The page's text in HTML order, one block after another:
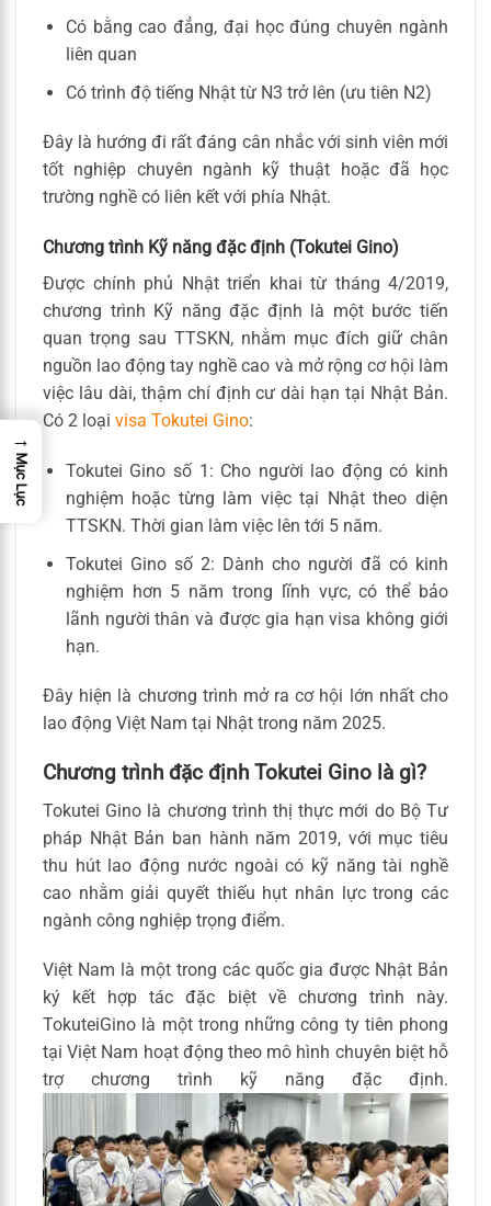
Có bằng cao đẳng, đại học đúng chuyên ngành
liên quan
Có trình độ tiếng Nhật từ N3 trở lên (ưu tiên N2)
Đây là hướng đi rất đáng cân nhắc với sinh viên mới
tốt nghiệp chuyên ngành kỹ thuật hoặc đã học
trường nghề có liên kết với phía Nhật.
Chương trình Kỹ năng đặc định (Tokutei Gino)
Được chính phủ Nhật triển khai từ tháng 4/2019,
chương trình Kỹ năng đặc định là một bước tiến
quan trọng sau TTSKN, nhằm mục đích giữ chân
nguồn lao động tay nghề cao và mở rộng cơ hội làm
việc lâu dài, thậm chí định cư dài hạn tại Nhật Bản.
Có 2 loại visa Tokutei Gino:
Tokutei Gino số 1: Cho người lao động có kinh
nghiệm hoặc từng làm việc tại Nhật theo diện
TTSKN. Thời gian làm việc lên tới 5 năm.
Tokutei Gino số 2: Dành cho người đã có kinh
nghiệm hơn 5 năm trong lĩnh vực, có thể bảo
lãnh người thân và được gia hạn visa không giới
hạn.
Đây hiện là chương trình mở ra cơ hội lớn nhất cho
lao động Việt Nam tại Nhật trong năm 2025.
Chương trình đặc định Tokutei Gino là gì?
Tokutei Gino là chương trình thị thực mới do Bộ Tư
pháp Nhật Bản ban hành năm 2019, với mục tiêu
thu hút lao động nước ngoài có kỹ năng tài nghề
cao nhằm giải quyết thiếu hụt nhân lực trong các
ngành công nghiệp trọng điểm.
Việt Nam là một trong các quốc gia được Nhật Bản
ký kết hợp tác đặc biệt về chương trình này.
TokuteiGino là một trong những công ty tiên phong
tại Việt Nam hoạt động theo mô hình chuyên biệt hỗ
trợ chương trình kỹ năng đặc định.
→
Mục Lục